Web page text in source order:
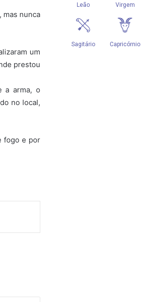
mas nunca
um
prestou
a arma, o
no local,
fogo e por